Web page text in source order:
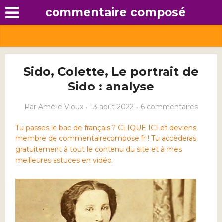
commentaire composé
Sido, Colette, Le portrait de
Sido : analyse
Par Amélie Vioux 13 août 2022 6 commentaires
Tu passes le bac de français ? CLIQUE ICI et deviens
membre de commentairecompose.fr ! Tu accèderas
gratuitement à tout le contenu du site et à mes
meilleures astuces en vidéo.